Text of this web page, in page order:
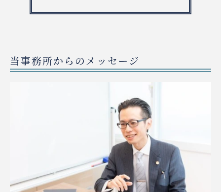
当事務所からのメッセージ